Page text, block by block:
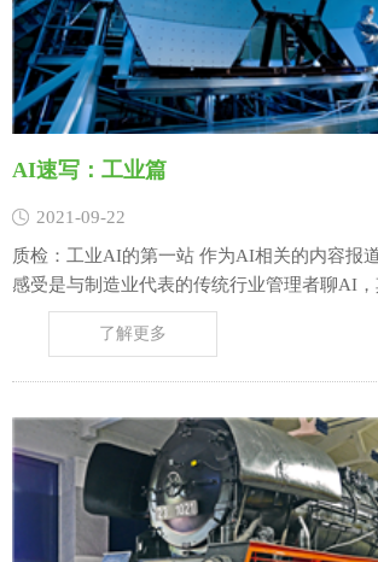
AI速写：工业篇
2021-09-22
质检：工业AI的第一站 作为AI相关的内容报道者，今年最直观的
感受是与制造业代表的传统行业管理者聊AI
深度已经远远超过2017年AI刚刚兴起的时候
这与如今工业领域遭遇的外部压力有直接相关
了解更多